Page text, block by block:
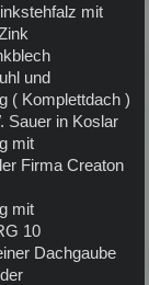
mit
und
( Komplettdach )
Sauer in Koslar
mit
Firma Creaton
mit
10
Dachgaube